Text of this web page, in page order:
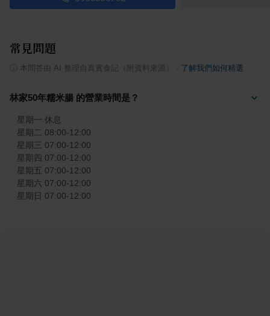
常見問題
本問答由 AI 整理自真實食記（附資料來源） 了解我們如何精選
林家50年糯米腸 的營業時間是？
星期一 休息
星期二 08:00-12:00
星期三 07:00-12:00
星期四 07:00-12:00
星期五 07:00-12:00
星期六 07:00-12:00
星期日 07:00-12:00